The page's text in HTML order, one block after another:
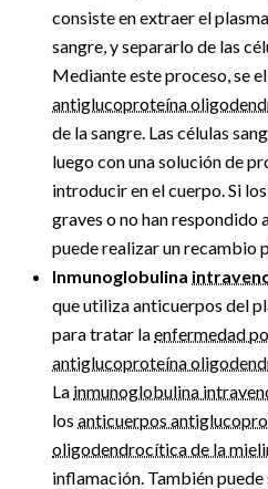
consiste en extraer el
sangre, y separarlo de las
Mediante este proceso, se
antiglucoproteína
de la sangre. Las células
luego con una solución de
introducir en el cuerpo. Si
graves o no han respondido
puede realizar un recambio
Inmunoglobulina
que utiliza anticuerpos del
para tratar laenfermedad
antiglucoproteína
La inmunoglobulina
losanticuerpos
oligodendrocítica de la
inflamación. También